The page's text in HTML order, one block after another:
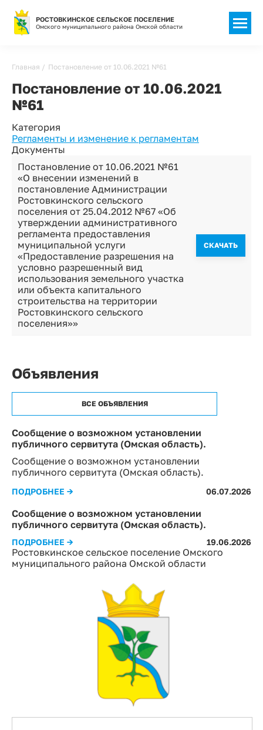
РОСТОВКИНСКОЕ СЕЛЬСКОЕ ПОСЕЛЕНИЕ
Омского муниципального района Омской области
Ростовкинское сельское поселение Омского
муниципального района Омской области
Строка
навигации
Главная Постановление от 10.06.2021 №61
Постановление от 10.06.2021
№61
Категория
Регламенты и изменение к регламентам
Документы
Постановление от 10.06.2021 №61
«О внесении изменений в
постановление Администрации
Ростовкинского сельского
поселения от 25.04.2012 №67 «Об
утверждении административного
регламента предоставления
муниципальной услуги
«Предоставление разрешения на
условно разрешенный вид
использования земельного участка
или объекта капитального
строительства на территории
Ростовкинского сельского
поселения»»
CКАЧАТЬ
Объявления
ВСЕ ОБЪЯВЛЕНИЯ
Сообщение о возможном установлении
публичного сервитута (Омская область).
Сообщение о возможном установлении
публичного сервитута (Омская область).
ПОДРОБНЕЕ → 06.07.2026
Сообщение о возможном установлении
публичного сервитута (Омская область).
ПОДРОБНЕЕ → 19.06.2026